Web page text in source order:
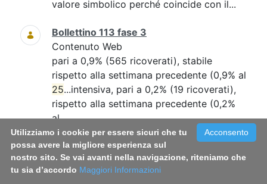
valore simbolico perché coincide con il...
Bollettino 113 fase 3
Contenuto Web
pari a 0,9% (565 ricoverati), stabile
rispetto alla settimana precedente (0,9% al
25...intensiva, pari a 0,2% (19 ricoverati),
rispetto alla settimana precedente (0,2%
al...
CONVEGNO NAZIONALE "La tutela della
salute nelle attività sportive e la lotta al
doping". L’attività della Sezione per la
Acconsento
Utilizziamo i cookie per essere sicuri che tu
possa avere la migliore esperienza sul
nostro sito. Se vai avanti nella navigazione, riteniamo che
tu sia d’accordo Maggiori Informazioni